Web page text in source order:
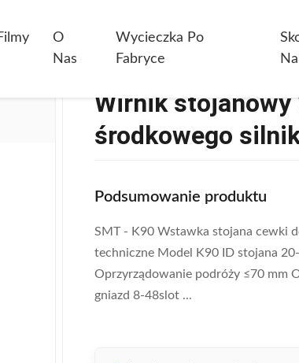
O
Nas
Wycieczka Po
Fabryce
Wirnik stojanowy
środkowego
Podsumowanie produktu
SMT - K90 Wstawka stojana cewki
techniczne Model K90 ID stojana
Oprzyrządowanie podróży ≤70 mm
gniazd 8-48slot ...